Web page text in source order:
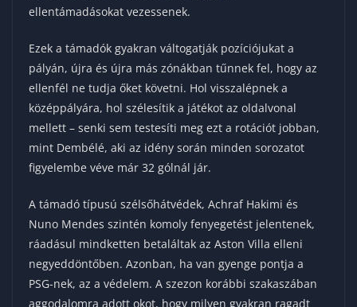
ellentámadásokat vezessenek.
Ezek a támadók gyakran váltogatják pozíciójukat a
pályán, újra és újra más zónákban tűnnek fel, hogy az
ellenfél ne tudja őket követni. Hol visszalépnek a
középpályára, hol szélesítik a játékot az oldalvonal
mellett – senki sem testesíti meg ezt a rotációt jobban,
mint Dembélé, aki az idény során minden sorozatot
figyelembe véve már 32 gólnál jár.
A támadó típusú szélsőhátvédek, Achraf Hakimi és
Nuno Mendes szintén komoly fenyegetést jelentenek,
ráadásul mindketten betaláltak az Aston Villa elleni
negyeddöntőben. Azonban, ha van gyenge pontja a
PSG-nek, az a védelem. A szezon korábbi szakaszában
aggodalomra adott okot, hogy milyen gyakran ragadt